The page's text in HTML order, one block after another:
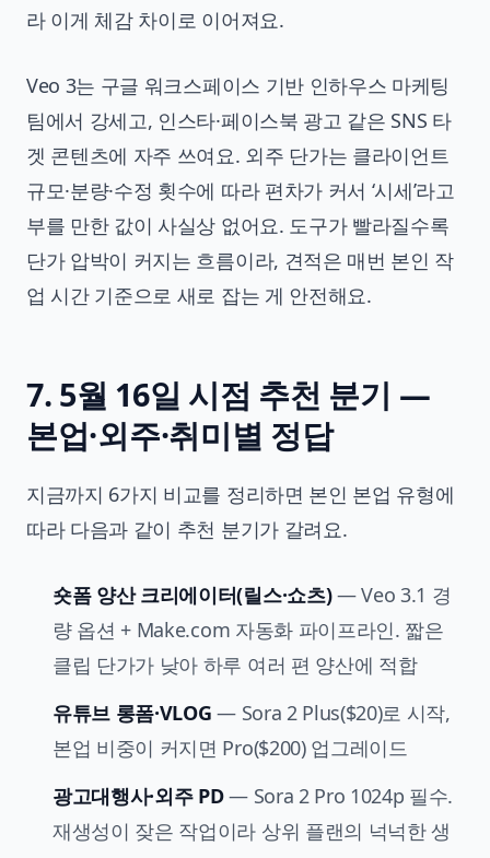
라 이게 체감 차이로 이어져요.
Veo 3는 구글 워크스페이스 기반 인하우스 마케팅
팀에서 강세고, 인스타·페이스북 광고 같은 SNS 타
겟 콘텐츠에 자주 쓰여요. 외주 단가는 클라이언트
규모·분량·수정 횟수에 따라 편차가 커서 ‘시세’라고
부를 만한 값이 사실상 없어요. 도구가 빨라질수록
단가 압박이 커지는 흐름이라, 견적은 매번 본인 작
업 시간 기준으로 새로 잡는 게 안전해요.
7. 5월 16일 시점 추천 분기 —
본업·외주·취미별 정답
지금까지 6가지 비교를 정리하면 본인 본업 유형에
따라 다음과 같이 추천 분기가 갈려요.
숏폼 양산 크리에이터(릴스·쇼츠)— Veo 3.1 경
량 옵션 + Make.com 자동화 파이프라인. 짧은
클립 단가가 낮아 하루 여러 편 양산에 적합
유튜브 롱폼·VLOG — Sora 2 Plus($20)로 시작,
본업 비중이 커지면 Pro($200) 업그레이드
광고대행사·외주 PD— Sora 2 Pro 1024p 필수.
재생성이 잦은 작업이라 상위 플랜의 넉넉한 생